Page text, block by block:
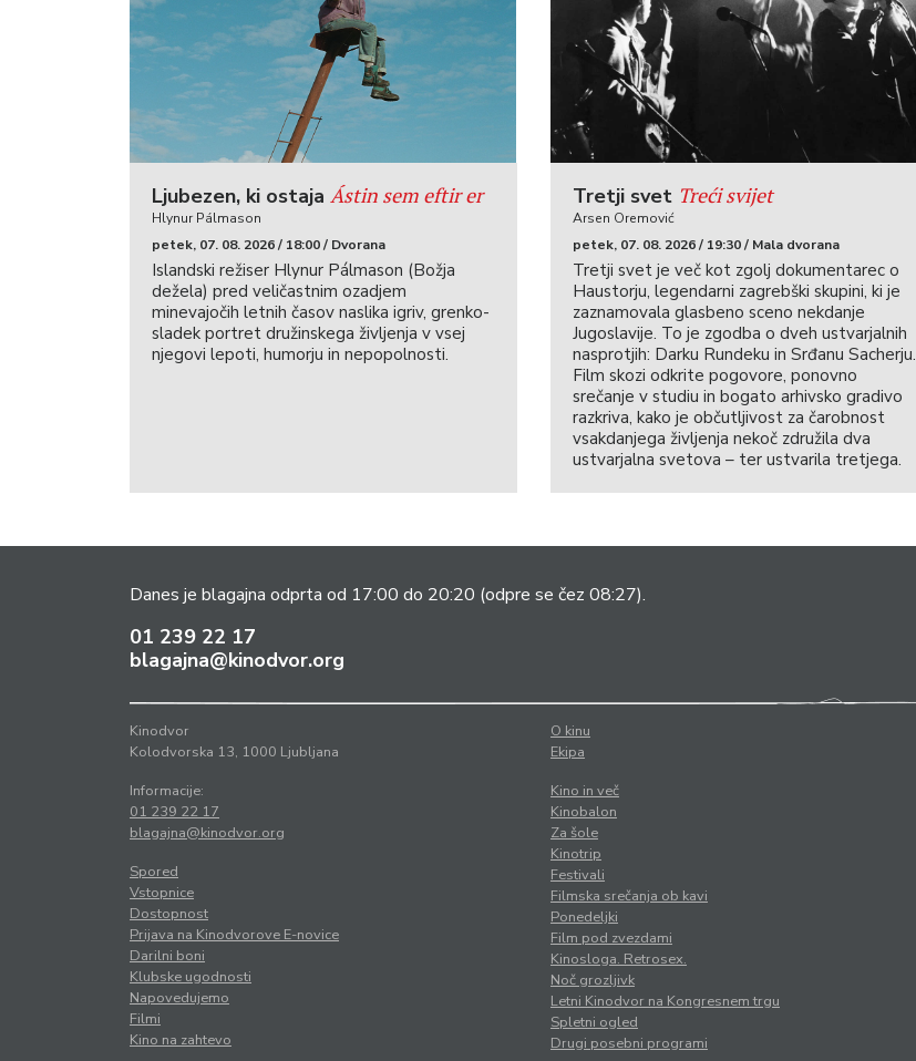
Ljubezen, ki ostaja Ástin sem eftir er
Hlynur Pálmason
petek, 07. 08. 2026 / 18:00 / Dvorana
Islandski režiser Hlynur Pálmason (Božja
dežela) pred veličastnim ozadjem
minevajočih letnih časov naslika igriv, grenko-
sladek portret družinskega življenja v vsej
njegovi lepoti, humorju in nepopolnosti.
Tretji svet Treći svijet
Arsen Oremović
petek, 07. 08. 2026 / 19:30 / Mala dvorana
Tretji svet je več kot zgolj dokumentarec o
Haustorju, legendarni zagrebški skupini, ki je
zaznamovala glasbeno sceno nekdanje
Jugoslavije. To je zgodba o dveh ustvarjalnih
nasprotjih: Darku Rundeku in Srđanu Sacherju.
Film skozi odkrite pogovore, ponovno
srečanje v studiu in bogato arhivsko gradivo
razkriva, kako je občutljivost za čarobnost
vsakdanjega življenja nekoč združila dva
ustvarjalna svetova – ter ustvarila tretjega.
Danes je blagajna odprta od 17:00 do 20:20 (odpre se čez 08:27).
01 239 22 17
blagajna@kinodvor.org
Kinodvor
Kolodvorska 13, 1000 Ljubljana
Informacije:
01 239 22 17
blagajna@kinodvor.org
Spored
Vstopnice
Dostopnost
Prijava na Kinodvorove E-novice
Darilni boni
Klubske ugodnosti
Napovedujemo
Filmi
Kino na zahtevo
O kinu
Ekipa
Kino in več
Kinobalon
Za šole
Kinotrip
Festivali
Filmska srečanja ob kavi
Ponedeljki
Film pod zvezdami
Kinosloga. Retrosex.
Noč grozljivk
Letni Kinodvor na Kongresnem trgu
Spletni ogled
Drugi posebni programi